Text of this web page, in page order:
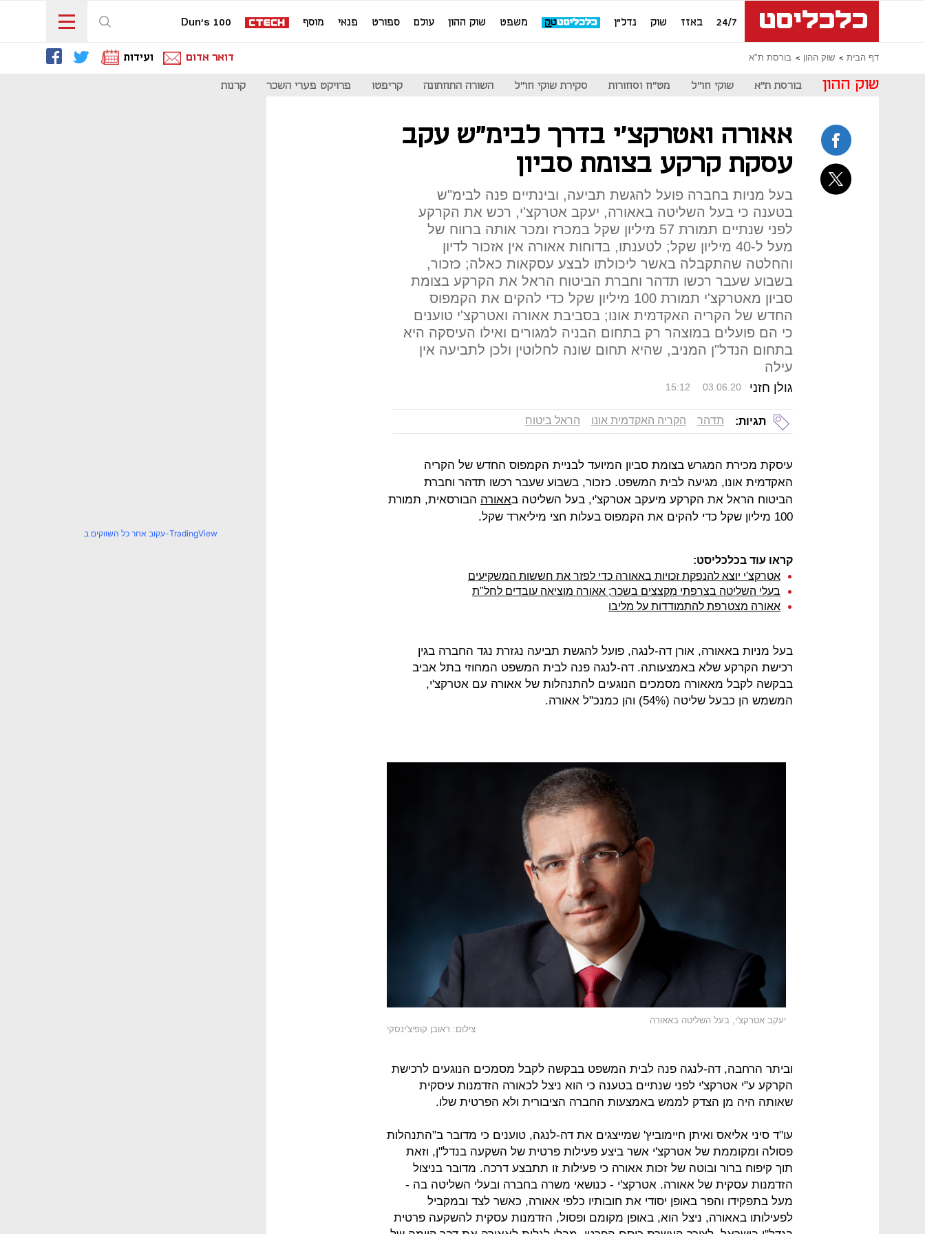
24/7 באזז שוק נדל"ן משפט שוק ההון עולם ספורט פנאי מוסף Dun's 100
דף הבית שוק ההון בורסת ת"א דואר אדום ועידות
שוק ההון בורסת ת"א שוקי חו"ל מט"ח וסחורות סקירת שוקי חו"ל השורה התחתונה קריפטו פרויקט פערי השכר קרנות
אאורה ואטרקצ'י בדרך לבימ"ש עקב
עסקת קרקע בצומת סביון
בעל מניות בחברה פועל להגשת תביעה, ובינתיים פנה לבימ"ש
בטענה כי בעל השליטה באאורה, יעקב אטרקצ'י, רכש את הקרקע
לפני שנתיים תמורת 57 מיליון שקל במכרז ומכר אותה ברווח של
מעל ל-40 מיליון שקל; לטענתו, בדוחות אאורה אין אזכור לדיון
והחלטה שהתקבלה באשר ליכולתו לבצע עסקאות כאלה; כזכור,
בשבוע שעבר רכשו תדהר וחברת הביטוח הראל את הקרקע בצומת
סביון מאטרקצ'י תמורת 100 מיליון שקל כדי להקים את הקמפוס
החדש של הקריה האקדמית אונו; בסביבת אאורה ואטרקצ'י טוענים
כי הם פועלים במוצהר רק בתחום הבניה למגורים ואילו העיסקה היא
בתחום הנדל"ן המניב, שהיא תחום שונה לחלוטין ולכן לתביעה אין
עילה
גולן חזני 15:12 03.06.20
תגיות: תדהר הקריה האקדמית אונו הראל ביטוח
עיסקת מכירת המגרש בצומת סביון המיועד לבניית הקמפוס החדש של הקריה
האקדמית אונו, מגיעה לבית המשפט. כזכור, בשבוע שעבר רכשו תדהר וחברת
הביטוח הראל את הקרקע מיעקב אטרקצ'י, בעל השליטה באאורה הבורסאית, תמורת
100 מיליון שקל כדי להקים את הקמפוס בעלות חצי מיליארד שקל.
קראו עוד בכלכליסט:
אטרקצ'י יוצא להנפקת זכויות באאורה כדי לפזר את חששות המשקיעים
בעלי השליטה בצרפתי מקצצים בשכר; אאורה מוציאה עובדים לחל"ת
אאורה מצטרפת להתמודדות על מליבו
בעל מניות באאורה, אורן דה-לנגה, פועל להגשת תביעה נגזרת נגד החברה בגין
רכישת הקרקע שלא באמצעותה. דה-לנגה פנה לבית המשפט המחוזי בתל אביב
בבקשה לקבל מאאורה מסמכים הנוגעים להתנהלות של אאורה עם אטרקצ'י,
המשמש הן כבעל שליטה (54%) והן כמנכ"ל אאורה.
יעקב אטרקצ'י, בעל השליטה באאורה
צילום: ראובן קופיצ'ינסקי
וביתר הרחבה, דה-לנגה פנה לבית המשפט בבקשה לקבל מסמכים הנוגעים לרכישת
הקרקע ע"י אטרקצ'י לפני שנתיים בטענה כי הוא ניצל לכאורה הזדמנות עיסקית
שאותה היה מן הצדק לממש באמצעות החברה הציבורית ולא הפרטית שלו.
עו"ד סיני אליאס ואיתן חיימוביץ' שמייצגים את דה-לנגה, טוענים כי מדובר ב"התנהלות
פסולה ומקוממת של אטרקצ'י אשר ביצע פעילות פרטית של השקעה בנדל"ן, וזאת
תוך קיפוח ברור ובוטה של זכות אאורה כי פעילות זו תתבצע דרכה. מדובר בניצול
הזדמנות עסקית של אאורה. אטרקצ'י - כנושאי משרה בחברה ובעלי השליטה בה -
מעל בתפקידו והפר באופן יסודי את חובותיו כלפי אאורה, כאשר לצד ובמקביל
לפעילותו באאורה, ניצל הוא, באופן מקומם ופסול, הזדמנות עסקית להשקעה פרטית
עקוב אחר כל השווקים ב-TradingView